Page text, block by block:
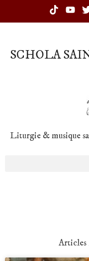
SCHOLA
Liturgie & musique
Articles